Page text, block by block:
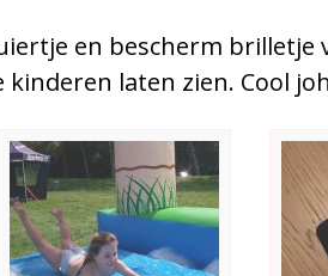
en bescherm brilletje
kinderen laten zien. Cool